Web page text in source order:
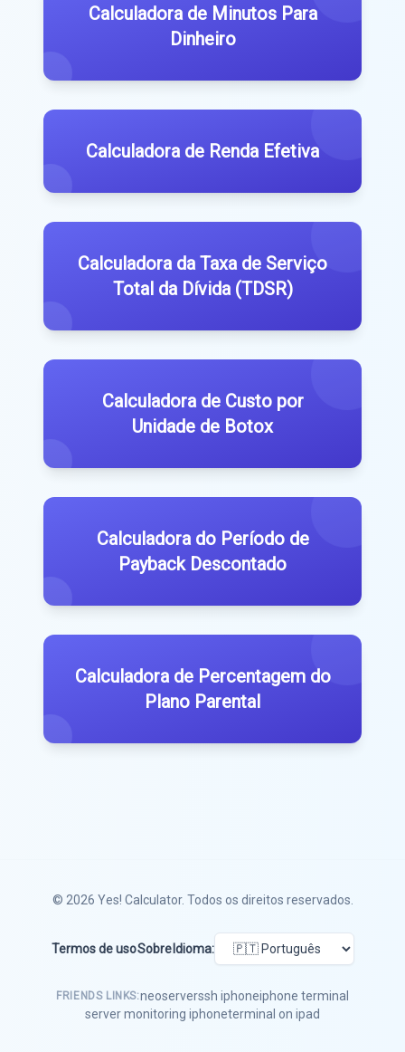
Calculadora de Minutos Para
Dinheiro
Calculadora de Renda Efetiva
Calculadora da Taxa de Serviço
Total da Dívida (TDSR)
Calculadora de Custo por
Unidade de Botox
Calculadora do Período de
Payback Descontado
Calculadora de Percentagem do
Plano Parental
© 2026 Yes! Calculator. Todos os direitos reservados.
Termos de usoSobre Idioma:
FRIENDS LINKS:neoserverssh iphoneiphone terminal
server monitoring iphoneterminal on ipad